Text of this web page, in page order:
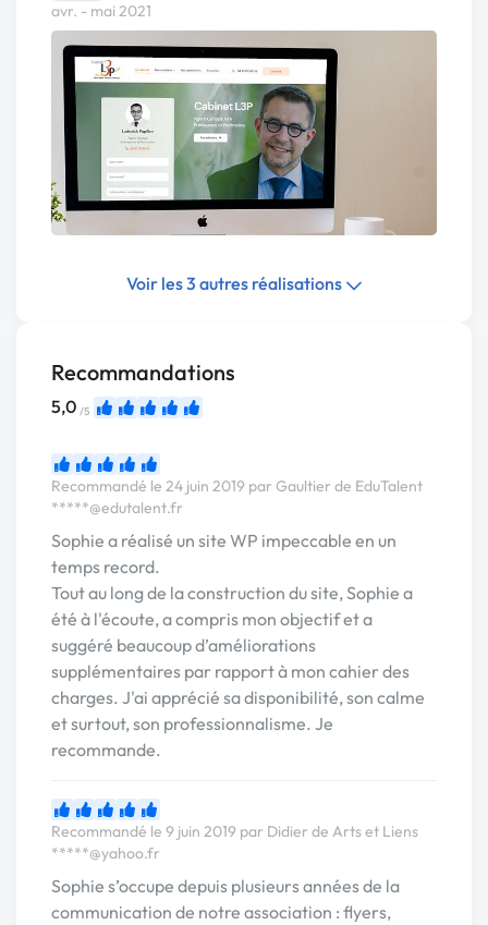
avr. - mai 2021
Voir les 3 autres réalisations
Recommandations
5,0 /5
Recommandé le 24 juin 2019 par Gaultier de EduTalent
*****@edutalent.fr
Sophie a réalisé un site WP impeccable en un
temps record.
Tout au long de la construction du site, Sophie a
été à l'écoute, a compris mon objectif et a
suggéré beaucoup d’améliorations
supplémentaires par rapport à mon cahier des
charges. J'ai apprécié sa disponibilité, son calme
et surtout, son professionnalisme. Je
recommande.
Recommandé le 9 juin 2019 par Didier de Arts et Liens
*****@yahoo.fr
Sophie s’occupe depuis plusieurs années de la
communication de notre association : flyers,